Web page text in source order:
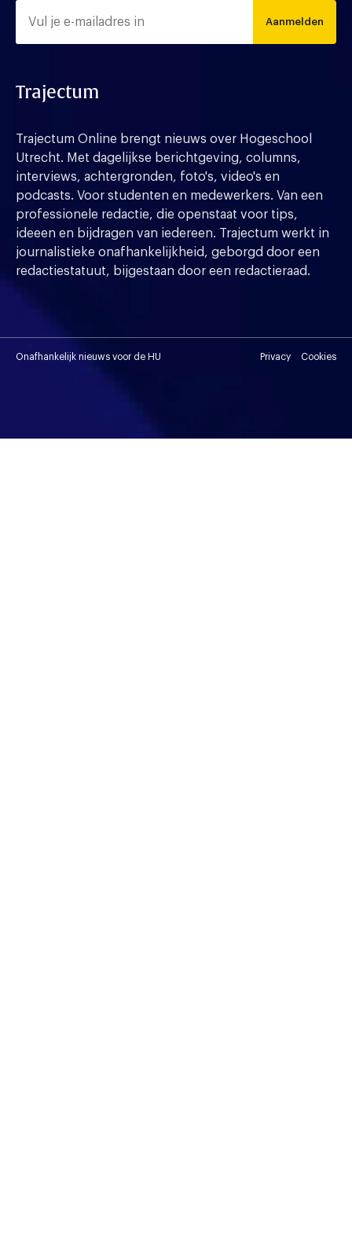
Aanmelden
Trajectum
Trajectum Online brengt nieuws over Hogeschool
Utrecht. Met dagelijkse berichtgeving, columns,
interviews, achtergronden, foto's, video's en
podcasts. Voor studenten en medewerkers. Van een
professionele redactie, die openstaat voor tips,
ideeen en bijdragen van iedereen. Trajectum werkt in
journalistieke onafhankelijkheid, geborgd door een
redactiestatuut, bijgestaan door een redactieraad.
Onafhankelijk nieuws voor de HU Privacy Cookies